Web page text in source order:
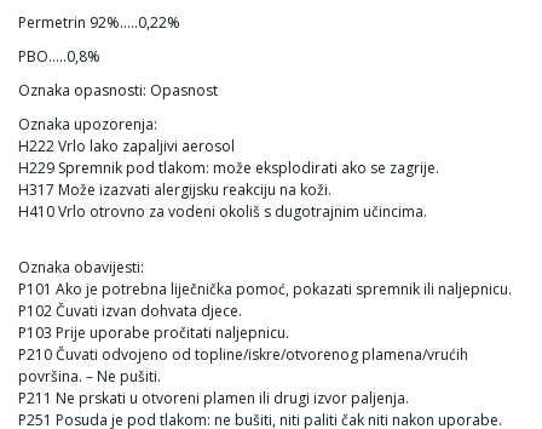
Permetrin 92%.....0,22%
PBO.....0,8%
Oznaka opasnosti: Opasnost
Oznaka upozorenja:
H222 Vrlo lako zapaljivi aerosol
H229 Spremnik pod tlakom: može eksplodirati ako se zagrije.
H317 Može izazvati alergijsku reakciju na koži.
H410 Vrlo otrovno za vodeni okoliš s dugotrajnim učincima.
Oznaka obavijesti:
P101 Ako je potrebna liječnička pomoć, pokazati spremnik ili naljepnicu.
P102 Čuvati izvan dohvata djece.
P103 Prije uporabe pročitati naljepnicu.
P210 Čuvati odvojeno od topline/iskre/otvorenog plamena/vrućih
površina. – Ne pušiti.
P211 Ne prskati u otvoreni plamen ili drugi izvor paljenja.
P251 Posuda je pod tlakom: ne bušiti, niti paliti čak niti nakon uporabe.